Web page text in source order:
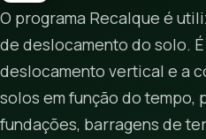
O programa Recalque é
de deslocamento do solo.
deslocamento vertical e a
solos em função do tempo,
fundações, barragens de